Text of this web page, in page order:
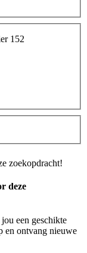
152
zoekopdracht!
deze
een geschikte
en ontvang nieuwe